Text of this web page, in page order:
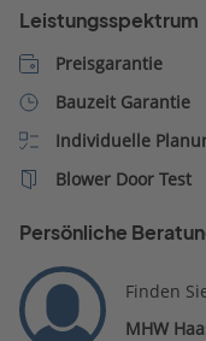
Leistungsspektrum
Preisgarantie
Bauzeit Garantie
Individuelle
Blower Door Test
Persönliche
Finden
MHW